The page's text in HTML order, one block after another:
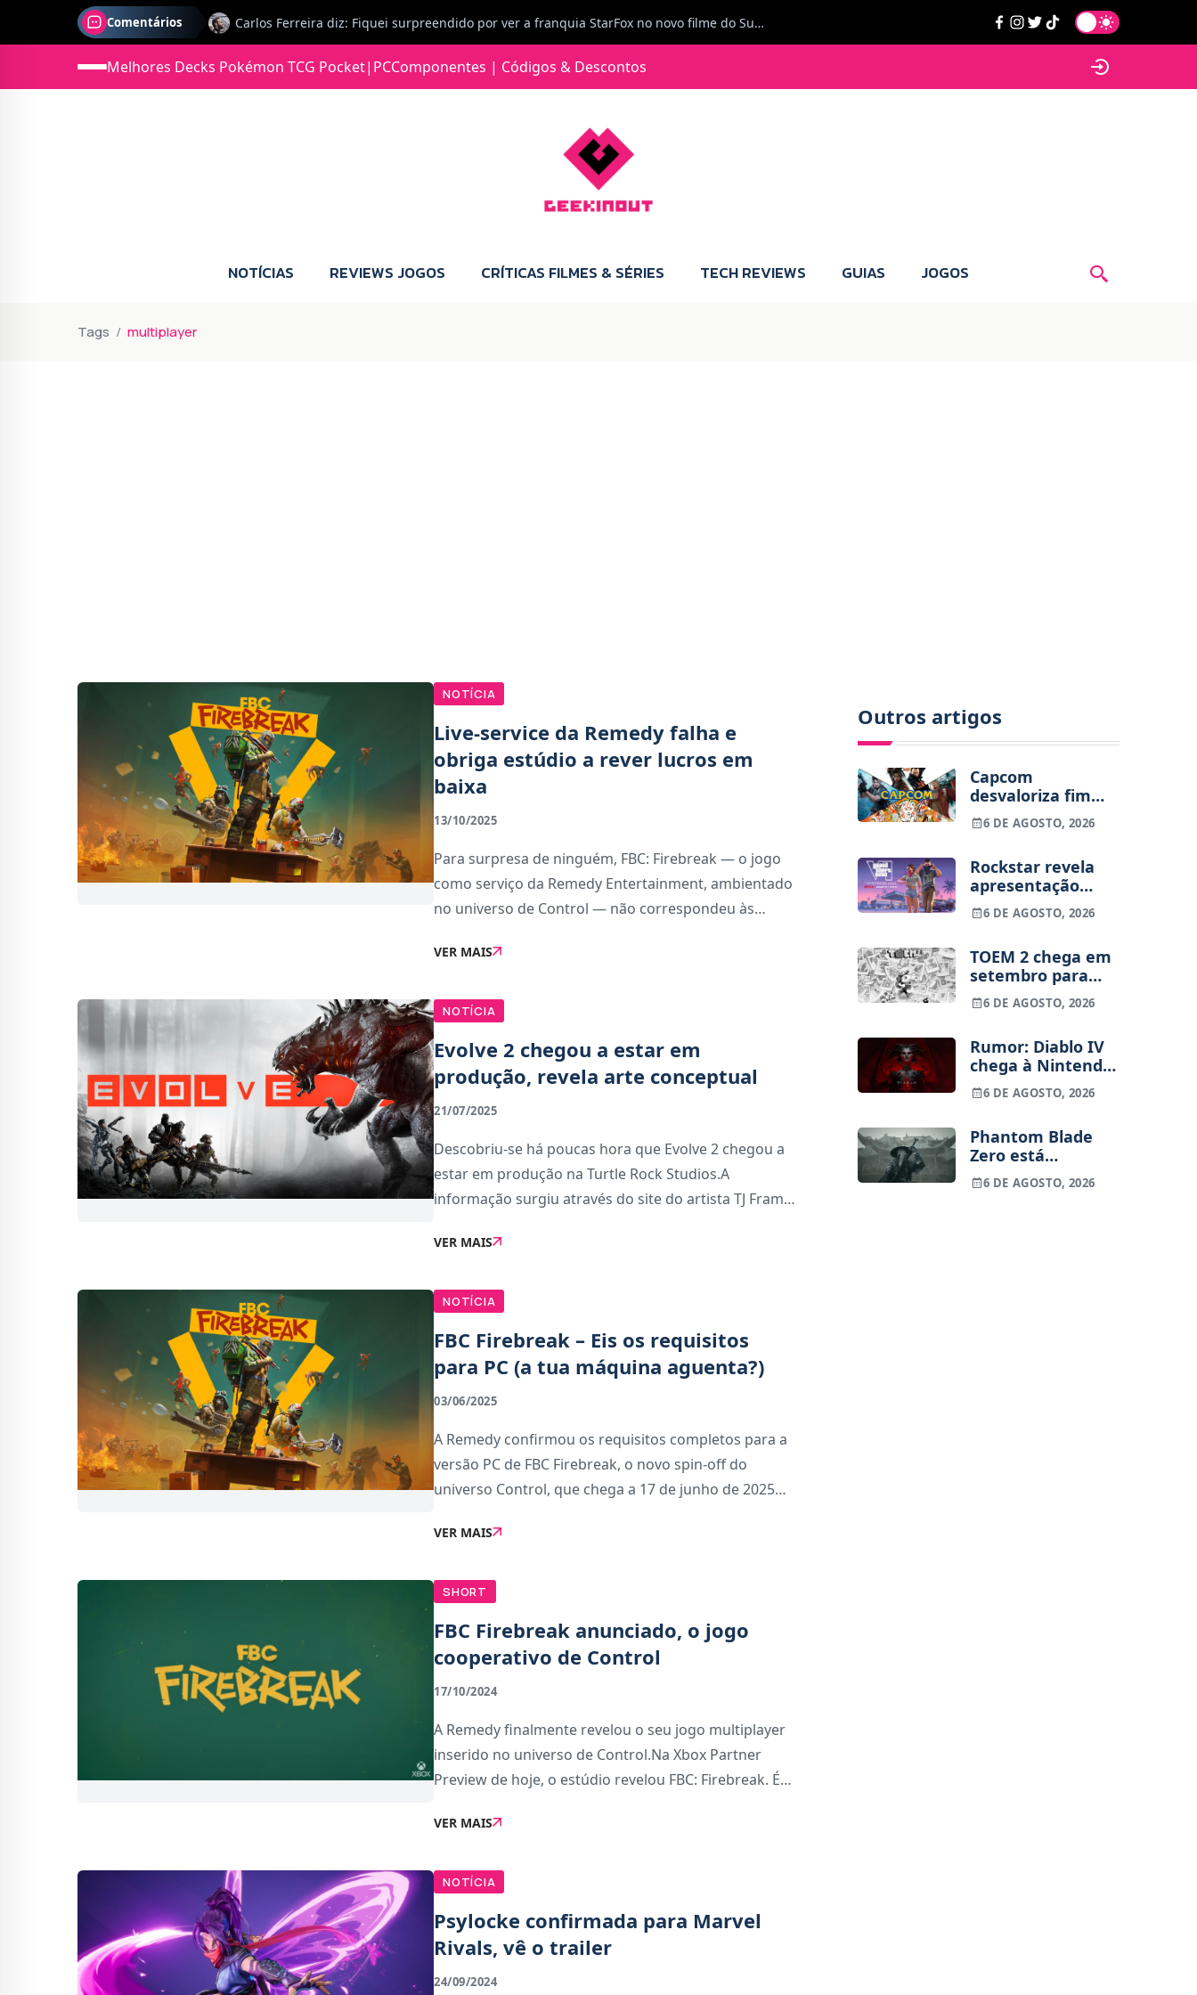
Comentários
Jonas diz: Estou seriamente com vontade para comprar para a Switch 2 :P
Melhores Decks Pokémon TCG Pocket| PCComponentes | Códigos & Descontos
NOTÍCIAS REVIEWS JOGOS CRÍTICAS FILMES & SÉRIES TECH REVIEWS GUIAS JOGOS
Tags multiplayer
NOTÍCIA
Live-service da Remedy falha e
obriga estúdio a rever lucros em
baixa
13/10/2025
Para surpresa de ninguém, FBC: Firebreak — o jogo
como serviço da Remedy Entertainment, ambientado
no universo de Control — não correspondeu às
investidores o seu lucro operativo para est
VER MAIS
NOTÍCIA
Evolve 2 chegou a estar em
produção, revela arte conceptual
21/07/2025
Descobriu-se há poucas hora que Evolve 2 chegou a
estar em produção na Turtle Rock Studios.A
informação surgiu através do site do artista TJ Frame,
para a sequela e qual era o plano originalSeg
VER MAIS
NOTÍCIA
FBC Firebreak – Eis os requisitos
para PC (a tua máquina aguenta?)
03/06/2025
A Remedy confirmou os requisitos completos para a
versão PC de FBC Firebreak, o novo spin-off do
universo Control, que chega a 17 de junho de 2025
estar disponível no PlayStation Plus sem custos ad
VER MAIS
SHORT
FBC Firebreak anunciado, o jogo
cooperativo de Control
17/10/2024
A Remedy finalmente revelou o seu jogo multiplayer
inserido no universo de Control.Na Xbox Partner
Preview de hoje, o estúdio revelou FBC: Firebreak. É
que assumes o papel de agentes do Federal Burea
VER MAIS
NOTÍCIA
Psylocke confirmada para Marvel
Rivals, vê o trailer
24/09/2024
Outros artigos
Capcom
desvaloriza fim
dos jogos físicos
na PlayStation
6 DE AGOSTO, 2026
Rockstar revela
apresentação
alargada de GTA
VI para 27 de
6 DE AGOSTO, 2026
TOEM 2 chega em
setembro para
PS5, Switch e PC
6 DE AGOSTO, 2026
Rumor: Diablo IV
chega à Nintendo
Switch 2 em
setembro e vai
um jogo novo
6 DE AGOSTO, 2026
Phantom Blade
Zero está
terminado, pré-
vendas começam
6 DE AGOSTO, 2026